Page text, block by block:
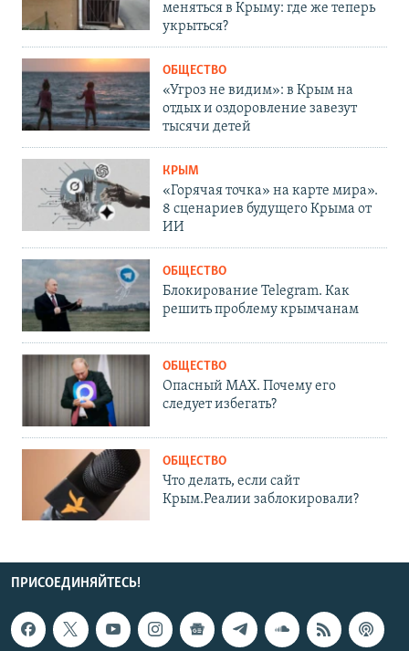
меняться в Крыму: где же теперь
укрыться?
ОБЩЕСТВО
«Угроз не видим»: в Крым на
отдых и оздоровление завезут
тысячи детей
КРЫМ
«Горячая точка» на карте мира».
8 сценариев будущего Крыма от
ИИ
ОБЩЕСТВО
Блокирование Telegram. Как
решить проблему крымчанам
ОБЩЕСТВО
Опасный MAX. Почему его
следует избегать?
ОБЩЕСТВО
Что делать, если сайт
Крым.Реалии заблокировали?
ПРИСОЕДИНЯЙТЕСЬ!